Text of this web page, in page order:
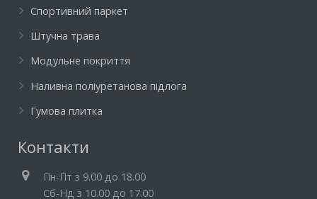
Спортивний паркет
Штучна трава
Модульне покриття
Наливна поліуретанова підлога
Гумова плитка
Контакти
Пн-Пт з 9.00 до 18.00
Cб-Нд з 10.00 до 17.00